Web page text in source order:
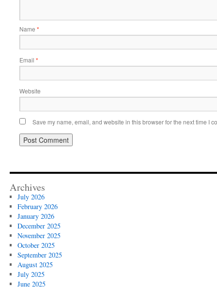
Name *
Email *
Website
Save my name, email, and website in this browser for the next time I
Archives
July 2026
February 2026
January 2026
December 2025
November 2025
October 2025
September 2025
August 2025
July 2025
June 2025